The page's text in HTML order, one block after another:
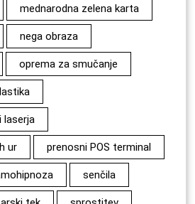
mednarodna zelena karta
nega obraza
oprema za smučanje
laserja
ur prenosni POS terminal
senčila